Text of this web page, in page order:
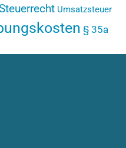
Umsatzsteuer
§ 35a